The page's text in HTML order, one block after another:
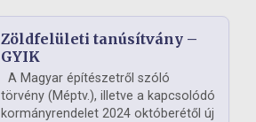
Zöldfelületi tanúsítvány –
GYIK
A Magyar építészetről szóló
törvény (Méptv.), illetve a kapcsolódó
kormányrendelet 2024 októberétől új